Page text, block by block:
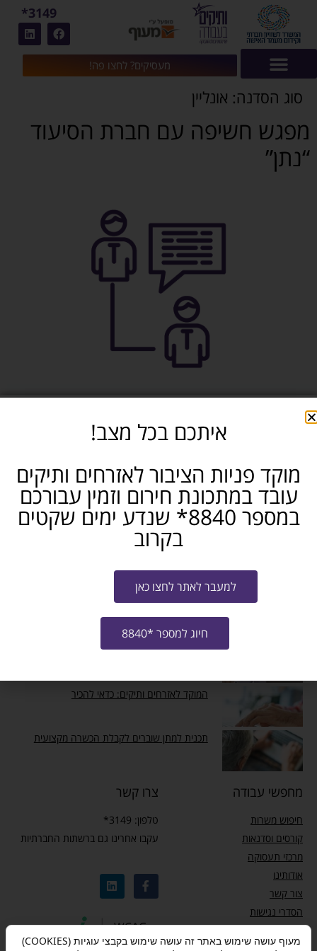
מעסיקים? לחצו פה!
3149*
סוג הסדנה: אונליין
מפגש חשיפה עם חברת הסיעוד
“נתן”
עדכון זכאות לחל”ת – מבצע שאגת הארי
המוקד לאזרחים ותיקים: כדאי להכיר
תכנית למתן שוברים לקבלת הכשרה מקצועית
מחפשי עבודה
חיפוש משרות
קורסים וסדנאות
מרכזי תעסוקה
אודותינו
צור קשר
הסדרי נגישות
מדיניות פרטיות
צרו קשר
טלפון: 3149*
עקבו אחרינו גם ברשתות החברתיות
מעוף עושה שימוש באתר זה עושה שימוש בקבצי עוגיות (COOKIES)
איתכם בכל מצב!
מוקד פניות הציבור לאזרחים ותיקים
עובד במתכונת חירום וזמין עבורכם
במספר 8840* שנדע ימים שקטים
בקרוב
למעבר לאתר לחצו כאן
חיוג למספר *8840